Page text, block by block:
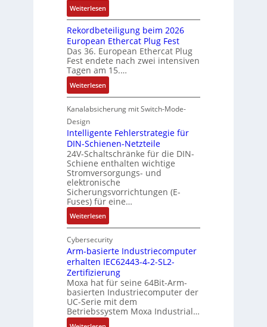
c
h
e
G
e
s
e
d
e
h
n
u
n
g
e
n
e
n
r
e
d
u
z
i
e
r
n
A
u
f
w
a
n
d
,
o
s
t
e
n
u
n
d
Weiterlesen:
D
a
e
n
s
o
u
v
r
ä
n
i
t
ä
t
b
e
i
n
n
t
a
n
d
e
Rekordbeteiligung beim 2026
European Ethercat Plug Fest
Das 36. European Ethercat Plug
Fest endete nach zwei intensiven
Tagen am 15.…
Weiterlesen:
R
e
o
r
d
b
e
t
e
i
l
g
u
n
g
b
e
i
Kanalabsicherung mit Switch-Mode-
Design
Intelligente Fehlerstrategie für
DIN-Schienen-Netzteile
24V-Schaltschränke für die DIN-
Schiene enthalten wichtige
Stromversorgungs- und
elektronische
Sicherungsvorrichtungen (E-
Fuses) für eine…
Weiterlesen:
I
n
t
e
l
l
g
e
Cybersecurity
Arm-basierte Industriecomputer
erhalten IEC62443-4-2-SL2-
Zertifizierung
Moxa hat für seine 64Bit-Arm-
basierten Industriecomputer der
UC-Serie mit dem
Betriebssystem Moxa Industrial…